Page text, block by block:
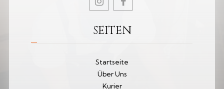
SEITEN
Startseite
Über Uns
Kurier